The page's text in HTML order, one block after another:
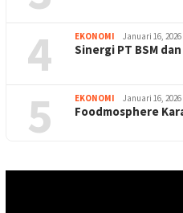
4 EKONOMI Januari 16, 2026
Sinergi PT BSM
5 EKONOMI Januari 16, 2026
Foodmosphere